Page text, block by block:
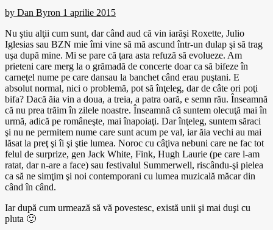
by Dan Byron 1 aprilie 2015
Nu ştiu alţii cum sunt, dar când aud că vin iarăşi Roxette, Julio
Iglesias sau BZN mie îmi vine să mă ascund într-un dulap şi să trag
uşa după mine. Mi se pare că ţara asta refuză să evolueze. Am
prieteni care merg la o grămadă de concerte doar ca să bifeze în
carneţel nume pe care dansau la banchet când erau puştani. E
absolut normal, nici o problemă, pot să înţeleg, dar de câte ori poţi
bifa? Dacă ăia vin a doua, a treia, a patra oară, e semn rău. Înseamnă
că nu prea trăim în zilele noastre. Înseamnă că suntem olecuţă mai în
urmă, adică pe româneşte, mai înapoiaţi. Dar înţeleg, suntem săraci
şi nu ne permitem nume care sunt acum pe val, iar ăia vechi au mai
lăsat la preţ şi îi şi ştie lumea. Noroc cu câţiva nebuni care ne fac tot
felul de surprize, gen Jack White, Fink, Hugh Laurie (pe care l-am
ratat, dar n-are a face) sau festivalul Summerwell, riscându-şi pielea
ca să ne simţim şi noi contemporani cu lumea muzicală măcar din
când în când.
Iar după cum urmează să vă povestesc, există unii şi mai duşi cu
pluta 🙂